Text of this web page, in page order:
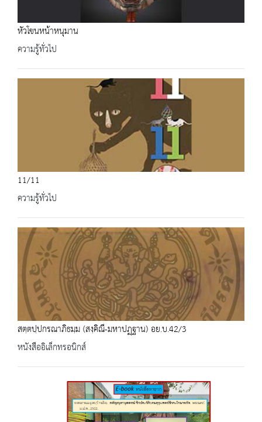
หัวโขนหน้าหนุมาน
ความรู้ทั่วไป
11/11
ความรู้ทั่วไป
สตฺตปฺปกรณาภิธมฺม (สงฺคิณี-มหาปฏฺฐาน) อย.บ.42/3
หนังสืออิเล็กทรอนิกส์